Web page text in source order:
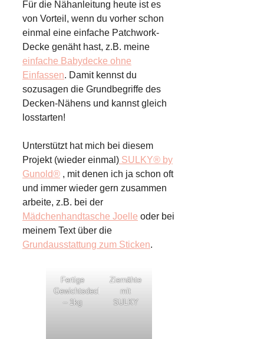
Für die Nähanleitung heute ist es
von Vorteil, wenn du vorher schon
einmal eine einfache Patchwork-
Decke genäht hast, z.B. meine
einfache Babydecke ohne
Einfassen. Damit kennst du
sozusagen die Grundbegriffe des
Decken-Nähens und kannst gleich
losstarten!
Unterstützt hat mich bei diesem
Projekt (wieder einmal) SULKY® by
Gunold® , mit denen ich ja schon oft
und immer wieder gern zusammen
arbeite, z.B. bei der
Mädchenhandtasche Joelle oder bei
meinem Text über die
Grundausstattung zum Sticken.
Fertige
Gewichtsdecke
– 1kg
Ziernähte
mit
SULKY